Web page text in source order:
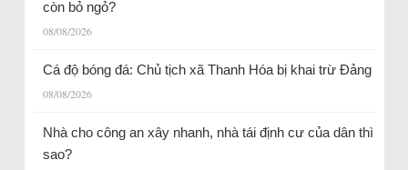
còn bỏ ngỏ?
08/08/2026
Cá độ bóng đá: Chủ tịch xã Thanh Hóa bị khai trừ Đảng
08/08/2026
Nhà cho công an xây nhanh, nhà tái định cư của dân thì
sao?